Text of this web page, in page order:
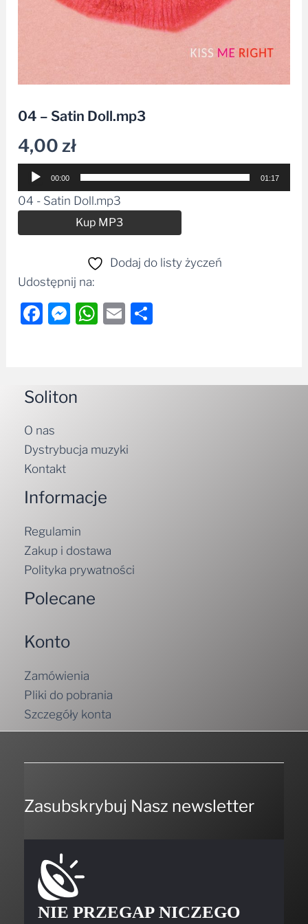
04 – Satin Doll.mp3
4,00zł
Odtwarzacz
plików
dźwiękowych
00:00 01:17
04 - Satin Doll.mp3
Kup MP3
Dodaj do listy życzeń
Udostępnij na:
Facebook
Messenger
WhatsApp
Email
Soliton
O nas
Dystrybucja muzyki
Kontakt
Informacje
Regulamin
Zakup i dostawa
Polityka prywatności
Polecane
Konto
Zamówienia
Pliki do pobrania
Szczegóły konta
Zasubskrybuj Nasz newsletter
NIE PRZEGAP NICZEGO